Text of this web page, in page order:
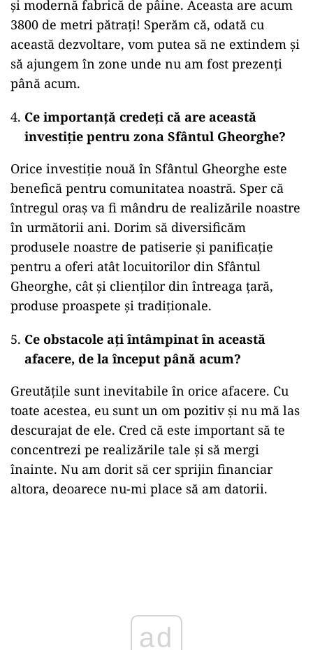
și modernă fabrică de pâine. Aceasta are acum
3800 de metri pătrați! Sperăm că, odată cu
această dezvoltare, vom putea să ne extindem și
să ajungem în zone unde nu am fost prezenți
până acum.
Ce importanță credeți că are această
investiție pentru zona Sfântul Gheorghe?
Orice investiție nouă în Sfântul Gheorghe este
benefică pentru comunitatea noastră. Sper că
întregul oraș va fi mândru de realizările noastre
în următorii ani. Dorim să diversificăm
produsele noastre de patiserie și panificație
pentru a oferi atât locuitorilor din Sfântul
Gheorghe, cât și clienților din întreaga țară,
produse proaspete și tradiționale.
Ce obstacole ați întâmpinat în această
afacere, de la început până acum?
Greutățile sunt inevitabile în orice afacere. Cu
toate acestea, eu sunt un om pozitiv și nu mă las
descurajat de ele. Cred că este important să te
concentrezi pe realizările tale și să mergi
înainte. Nu am dorit să cer sprijin financiar
altora, deoarece nu-mi place să am datorii.
ad